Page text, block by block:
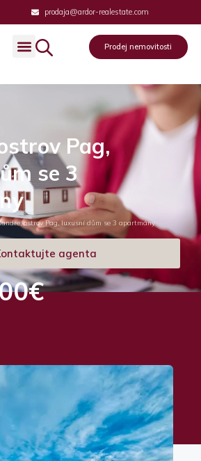
prodaja@ardor-realestate.com
Prodej nemovitosti
Pag,
se 3
ostrov Pag, luxusní dům se 3 apartmány
agenta